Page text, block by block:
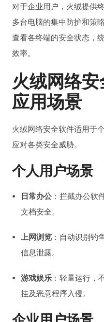
对于企业用户，火绒提供
多台电脑的集中防护和策
查看各终端的安全状态，
效率。
火绒网络
应用场景
火绒网络安全软件适用于
应对各类安全威胁。
个人用户场景
日常办公：拦截办公软
文档安全。
上网浏览 ：自动识别钓
信息泄露。
游戏娱乐 ：轻量运行，
挂及恶意程序入侵。